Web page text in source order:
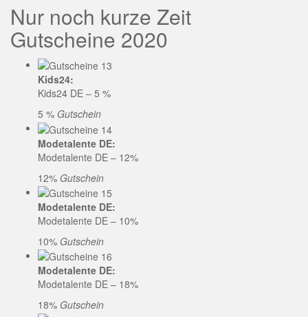
Nur noch kurze Zeit
Gutscheine 2020
Kids24:
Kids24 DE – 5 %
5 % Gutschein
Modetalente DE:
Modetalente DE – 12%
12% Gutschein
Modetalente DE:
Modetalente DE – 10%
10% Gutschein
Modetalente DE:
Modetalente DE – 18%
18% Gutschein